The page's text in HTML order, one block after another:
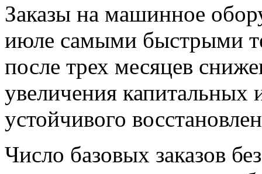
Заказы на машинное
июле самыми быстрыми
после трех месяцев
увеличения
устойчивого
Число базовых заказов